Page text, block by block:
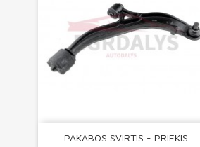
PAKABOS SVIRTIS - PRIEKIS
Greita peržiūra